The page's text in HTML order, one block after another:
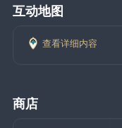
互动地图
查看详细内容
商店